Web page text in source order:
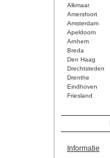
Alkmaar
Amersfoort
Amsterdam
Apeldoorn
Arnhem
Breda
Den Haag
Drechtsteden
Drenthe
Eindhoven
Friesland
Informatie